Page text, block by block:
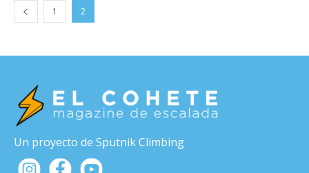
1 2
Un proyecto de Sputnik Climbing